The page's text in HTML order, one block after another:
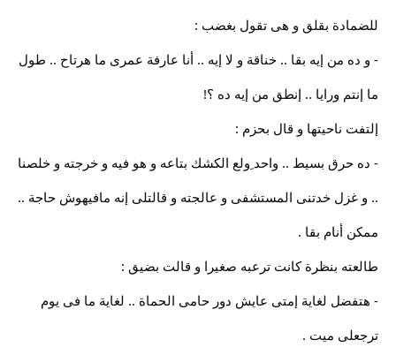
للضمادة بقلق و هى تقول بغضب :
- و ده من إيه بقا .. خناقة و لا إيه .. أنا عارفة عمرى ما هرتاح .. طول
ما إنتم ورايا .. إنطق من إيه ده ؟!
إلتفت ناحيتها و قال بحزم :
- ده حرق بسيط .. واحد ِولع الكشك بتاعه و هو فيه و خرجته و خلصنا
.. و غزل خدتنى المستشفى و عالجته و قالتلى إنه مافيهوش حاجة ..
ممكن أنام بقا .
طالعته بنظرة كانت ترعبه صغيرا و قالت بضيق :
- هتفضل لغاية إمتى عايش دور حامى الحماة .. لغاية ما فى يوم
ترجعلى ميت .